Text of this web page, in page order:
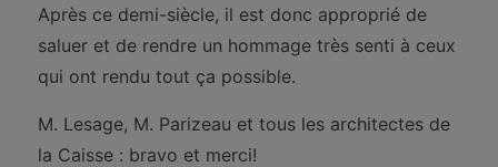
Après ce demi-siècle, il est donc approprié de
saluer et de rendre un hommage très senti à ceux
qui ont rendu tout ça possible.
M. Lesage, M. Parizeau et tous les architectes de
la Caisse : bravo et merci!